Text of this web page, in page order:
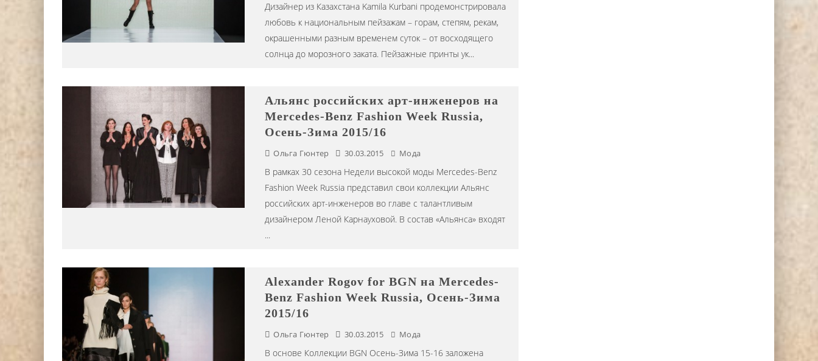
Дизайнер из Казахстана Kamila Kurbani продемонстрировала
любовь к национальным пейзажам – горам, степям, рекам,
окрашенными разным временем суток – от восходящего
солнца до морозного заката. Пейзажные принты ук...
Альянс российских aрт-инженеров на
Mercedes-Benz Fashion Week Russia,
Осень-Зима 2015/16
Ольга Гюнтер 30.03.2015 Мода
В рамках 30 сезона Недели высокой моды Mercedes-Benz
Fashion Week Russia представил свои коллекции Альянс
российских арт-инженеров во главе с талантливым
дизайнером Леной Карнауховой. В состав «Альянса» входят
...
Alexander Rogov for BGN на Mercedes-
Benz Fashion Week Russia, Осень-Зима
2015/16
Ольга Гюнтер 30.03.2015 Мода
В основе Коллекции BGN Осень-Зима 15-16 заложена